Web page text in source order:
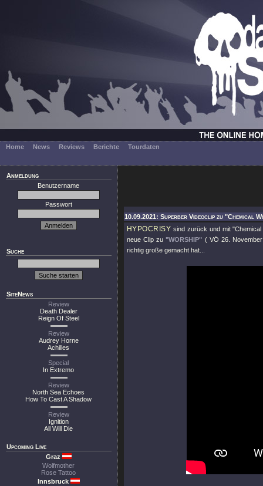
Home News Reviews Berichte Tourdaten
Anmeldung
Benutzername
Passwort
Suche
SiteNews
Review
Death Dealer
Reign Of Steel
Review
Audrey Horne
Achilles
Special
In Extremo
Review
North Sea Echoes
How To Cast A Shadow
Review
Ignition
All Will Die
Upcoming Live
Graz
Wolfmother
Rose Tattoo
Innsbruck
10.09.2021: Superber Videoclip zu "Chemical
HYPOCRISY sind zurück und mit
neue Clip zu"WORSHIP" ( VÖ 26.
richtig große gemacht hat...